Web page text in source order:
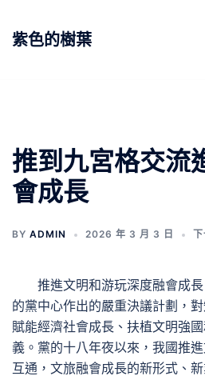
紫色的樹葉
推到九宮格交流
會成長
BY ADMIN 2026 年 3 月 3 日
推進文明和游玩深度融會成
的黨中心作出的嚴重決議計劃，
賦能經濟社會成長、扶植文明強
義。黨的十八年夜以來，我國推
互通，文旅融會成長的新形式、